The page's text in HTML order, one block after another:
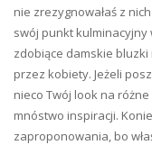
nie zrezygnowałaś z
swój punkt kulminacyjny
zdobiące damskie bluzki i
przez kobiety. Jeżeli
nieco Twój look na
mnóstwo inspiracji.
zaproponowania, bo